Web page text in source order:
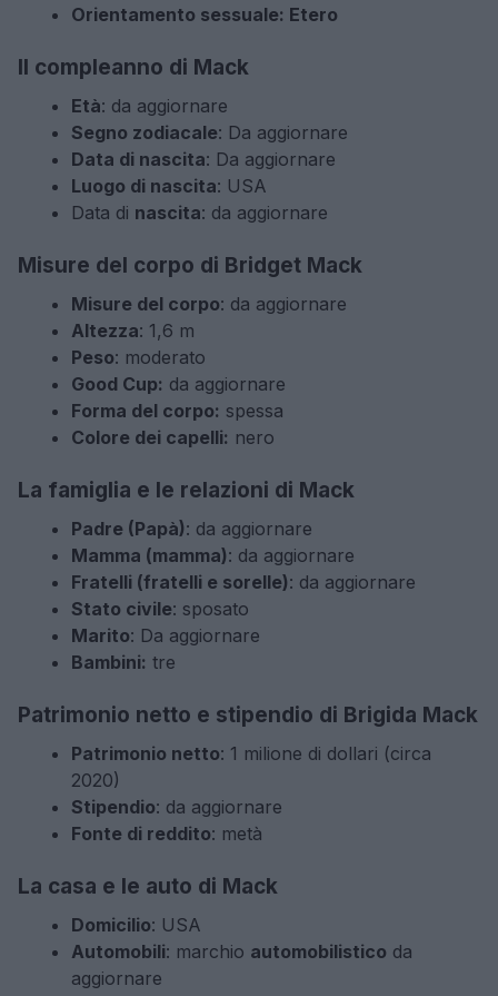
Orientamento sessuale: Etero
Il compleanno di Mack
Età: da aggiornare
Segno zodiacale: Da aggiornare
Data di nascita: Da aggiornare
Luogo di nascita: USA
Data di nascita: da aggiornare
Misure del corpo di Bridget Mack
Misure del corpo: da aggiornare
Altezza: 1,6 m
Peso: moderato
Good Cup: da aggiornare
Forma del corpo: spessa
Colore dei capelli: nero
La famiglia e le relazioni di Mack
Padre (Papà): da aggiornare
Mamma (mamma): da aggiornare
Fratelli (fratelli e sorelle): da aggiornare
Stato civile: sposato
Marito: Da aggiornare
Bambini: tre
Patrimonio netto e stipendio di Brigida Mack
Patrimonio netto: 1 milione di dollari (circa
2020)
Stipendio: da aggiornare
Fonte di reddito: metà
La casa e le auto di Mack
Domicilio: USA
Automobili: marchio automobilistico da
aggiornare